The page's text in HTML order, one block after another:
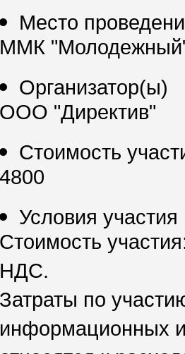
Место
ММК
Организатор(ы)
ООО "Директив"
Стоимость
4800
Условия
Стоимость
НДС.
Затраты по
информационных